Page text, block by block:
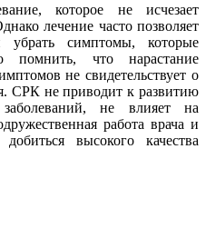
которое не исчезает
лечение часто позволяет
убрать симптомы, которые
помнить, что нарастание
не свидетельствует о
СРК не приводит к развитию
не влияет на
работа врача и
высокого качества